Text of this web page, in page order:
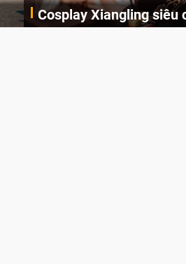
Cosplay Xiangling siêu cute